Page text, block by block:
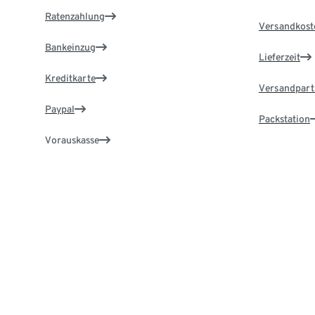
Ratenzahlung
Bankeinzug
Kreditkarte
Paypal
Vorauskasse
Lieferzeit
Packstation